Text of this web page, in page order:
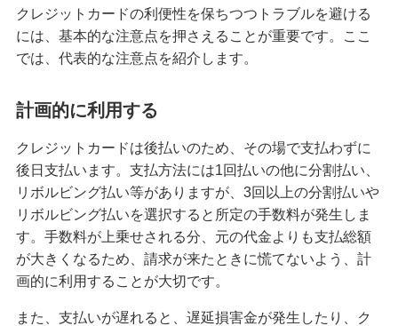
クレジットカードの利便性を保ちつつトラブルを避ける
には、基本的な注意点を押さえることが重要です。ここ
では、代表的な注意点を紹介します。
計画的に利用する
クレジットカードは後払いのため、その場で支払わずに
後日支払います。支払方法には1回払いの他に分割払い、
リボルビング払い等がありますが、3回以上の分割払いや
リボルビング払いを選択すると所定の手数料が発生しま
す。手数料が上乗せされる分、元の代金よりも支払総額
が大きくなるため、請求が来たときに慌てないよう、計
画的に利用することが大切です。
また、支払いが遅れると、遅延損害金が発生したり、ク